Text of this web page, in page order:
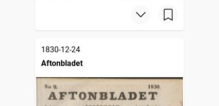
1830-12-24
Aftonbladet